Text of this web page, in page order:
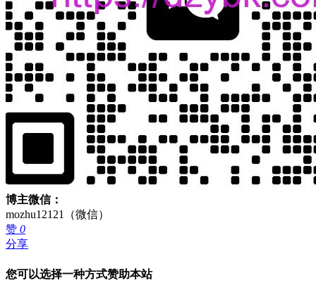
博主微信：
mozhu12121（微信）
赞 0
分享
您可以选择一种方式赞助本站